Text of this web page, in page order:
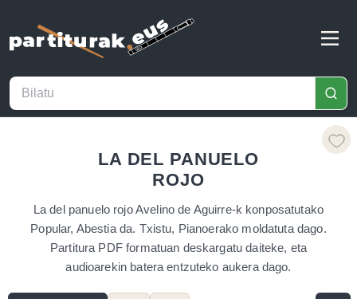
LA DEL PANUELO
ROJO
La del panuelo rojo Avelino de Aguirre-k konposatutako
Popular, Abestia da. Txistu, Pianoerako moldatuta dago.
Partitura PDF formatuan deskargatu daiteke, eta
audioarekin batera entzuteko aukera dago.